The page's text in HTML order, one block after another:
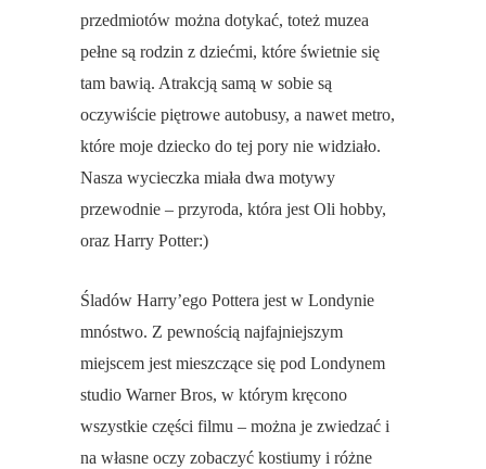
przedmiotów można dotykać, toteż muzea
pełne są rodzin z dziećmi, które świetnie się
tam bawią. Atrakcją samą w sobie są
oczywiście piętrowe autobusy, a nawet metro,
które moje dziecko do tej pory nie widziało.
Nasza wycieczka miała dwa motywy
przewodnie – przyroda, która jest Oli hobby,
oraz Harry Potter:)
Śladów Harry’ego Pottera jest w Londynie
mnóstwo. Z pewnością najfajniejszym
miejscem jest mieszczące się pod Londynem
studio Warner Bros, w którym kręcono
wszystkie części filmu – można je zwiedzać i
na własne oczy zobaczyć kostiumy i różne